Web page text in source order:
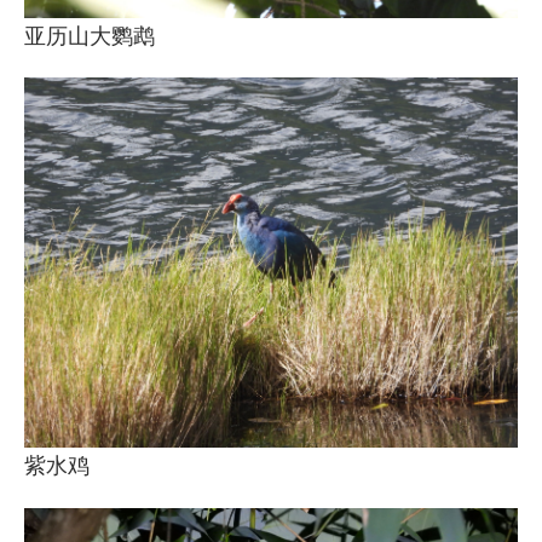
亚历山大鹦鹉
紫水鸡